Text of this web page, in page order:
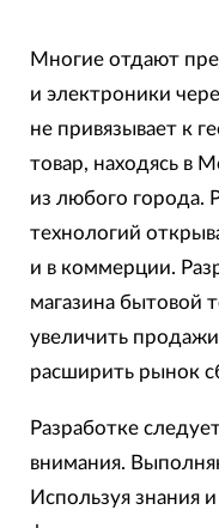
Многие отдают
и электроники
не привязывает к
товар, находясь в
из любого города.
технологий
и в коммерции.
магазина бытовой
увеличить
расширить рынок
Разработке
внимания.
Используя знания